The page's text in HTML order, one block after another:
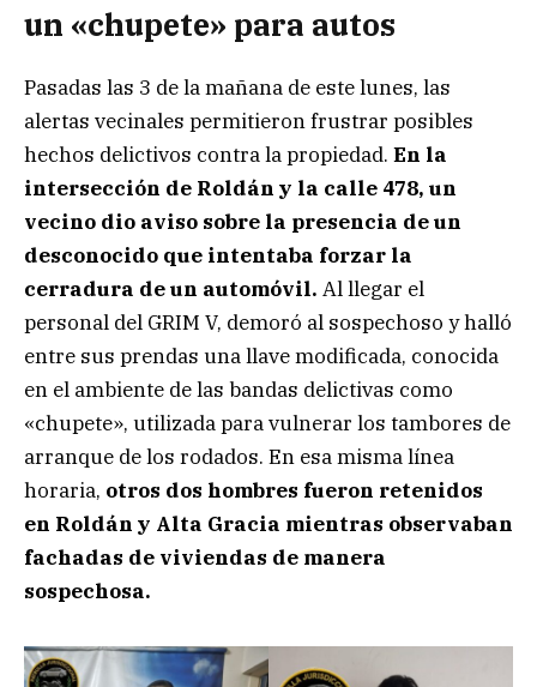
un «chupete» para autos
Pasadas las 3 de la mañana de este lunes, las
alertas vecinales permitieron frustrar posibles
hechos delictivos contra la propiedad. En la
intersección de Roldán y la calle 478, un
vecino dio aviso sobre la presencia de un
desconocido que intentaba forzar la
cerradura de un automóvil. Al llegar el
personal del GRIM V, demoró al sospechoso y halló
entre sus prendas una llave modificada, conocida
en el ambiente de las bandas delictivas como
«chupete», utilizada para vulnerar los tambores de
arranque de los rodados. En esa misma línea
horaria, otros dos hombres fueron retenidos
en Roldán y Alta Gracia mientras observaban
fachadas de viviendas de manera
sospechosa.